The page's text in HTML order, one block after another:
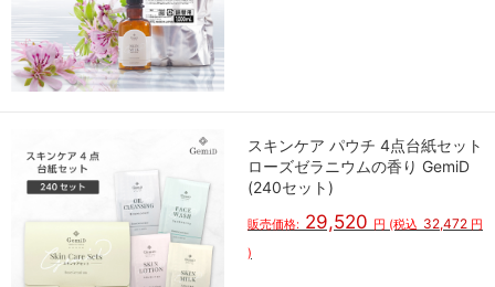
スキンケア パウチ 4点台紙セット
ローズゼラニウムの香り GemiD
(240セット)
販売価格: 29,520 円 (税込 32,472 円
)